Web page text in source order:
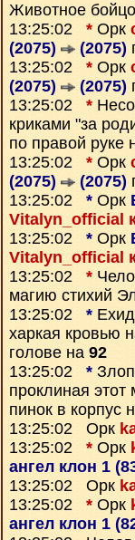
Животное
13:25:02 * Орк
(2075)
(2075)
13:25:02 * Орк
(2075)
(2075)
13:25:02 *
криками "за
по правой руке
13:25:02 * Орк
(2075)
(2075)
13:25:02 * Орк
Vitalyn_official
13:25:02 * Орк
Vitalyn_official
13:25:02 *
магию стихий
13:25:02 *
харкая кровью
голове на 92
13:25:02 *
проклиная
пинок в корпус
13:25:02 Орк
13:25:02 * Орк
ангел клон 1
13:25:02 Орк
13:25:02 * Орк
ангел клон 1